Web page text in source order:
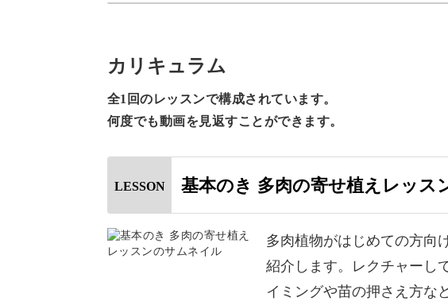
していきましょう♪
ポイントにくるみを飾ってナチュラル感をプラスす
ていきましょう。
今回の多肉の寄せ植えの基本がマスターできたら、
もチャレンジして、多肉植物の世界を楽しんでみて
カリキュラム
全1回のレッスンで構成されています。
何度でも動画を見返すことができます。
LESSON 基本のき 多肉の寄せ植えレッス
多肉植物がはじめての方向
紹介します。レクチャーし
イミングや苗の押さえ方な